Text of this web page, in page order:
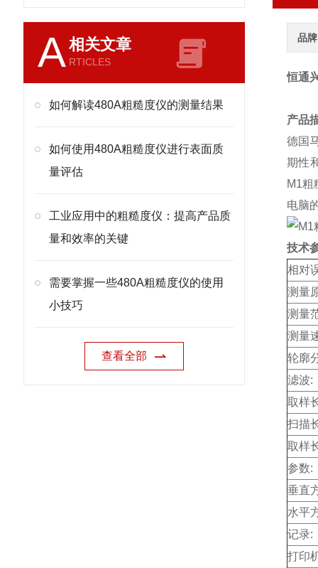
A相关文章
RTICLES
如何解读480A粗糙度仪的测量结果
如何使用480A粗糙度仪进行表面质
量评估
工业应用中的粗糙度仪：提高产品质
量和效率的关键
需要掌握一些480A粗糙度仪的使用
小技巧
查看全部
品牌
恒通
产品
德国
期性
M1粗
电脑
技术
相对
测量
测量
测量
轮廓
滤波:
取样
扫描
取样
参数:
垂直
水平
记录:
打印